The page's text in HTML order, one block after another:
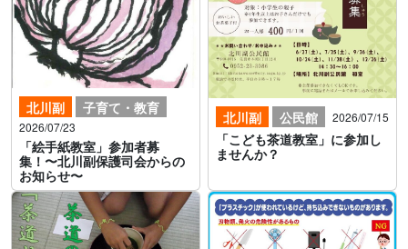
北川副 子育て・教育
2026/07/23
「絵手紙教室」参加者募
集！〜北川副保護司会からの
お知らせ〜
北川副 公民館 2026/07/15
「こども茶道教室」に参加し
ませんか？